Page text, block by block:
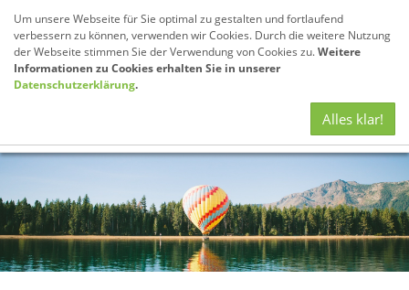
Um unsere Webseite für Sie optimal zu gestalten und fortlaufend
verbessern zu können, verwenden wir Cookies. Durch die weitere Nutzung
der Webseite stimmen Sie der Verwendung von Cookies zu.Weitere
Informationen zu Cookies erhalten Sie in unserer
Datenschutzerklärung.
Alles klar!